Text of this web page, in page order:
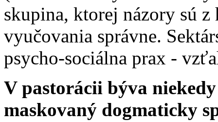
skupina, ktorej názory sú
vyučovania správne.
psycho-sociálna prax -
V pastorácii býva
maskovaný dogmaticky